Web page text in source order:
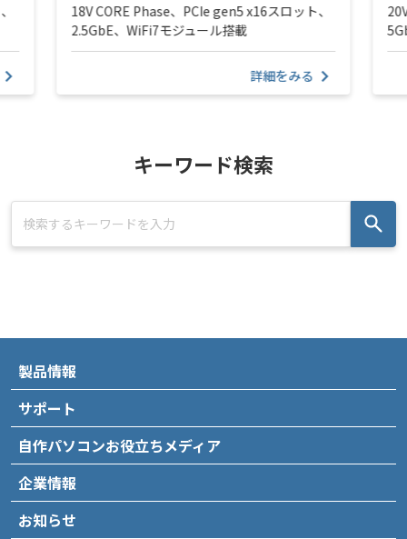
18V CORE Phase、PCIe gen5 x16スロット、
2.5GbE、WiFi7モジュール搭載
詳細をみる
キーワード検索
製品情報
サポート
自作パソコンお役立ちメディア
企業情報
お知らせ